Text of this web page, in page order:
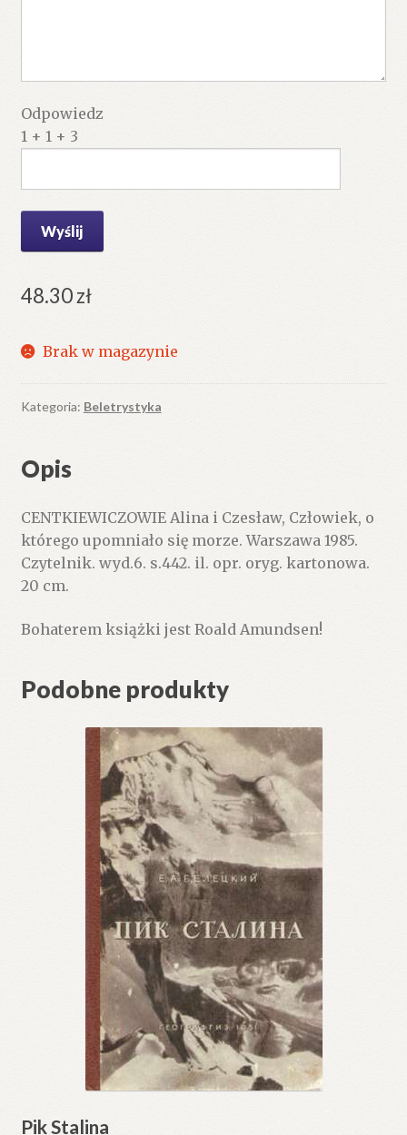
Odpowiedz
1 + 1 + 3
48.30zł
Brak w magazynie
Kategoria: Beletrystyka
Opis
CENTKIEWICZOWIE Alina i Czesław, Człowiek, o
którego upomniało się morze. Warszawa 1985.
Czytelnik. wyd.6. s.442. il. opr. oryg. kartonowa.
20 cm.
Bohaterem książki jest Roald Amundsen!
Podobne produkty
Pik Stalina